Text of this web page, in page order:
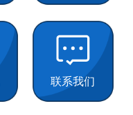
联系我们